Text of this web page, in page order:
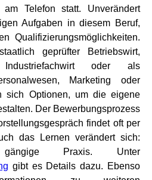
Telefon statt. Unverändert
Aufgaben in diesem Beruf,
Qualifizierungsmöglichkeiten.
geprüfter Betriebswirt,
oder als
Marketing oder
sich Optionen, um die eigene
Der Bewerbungsprozess
findet oft per
das Lernen verändert sich:
Praxis. Unter
gibt es Details dazu. Ebenso